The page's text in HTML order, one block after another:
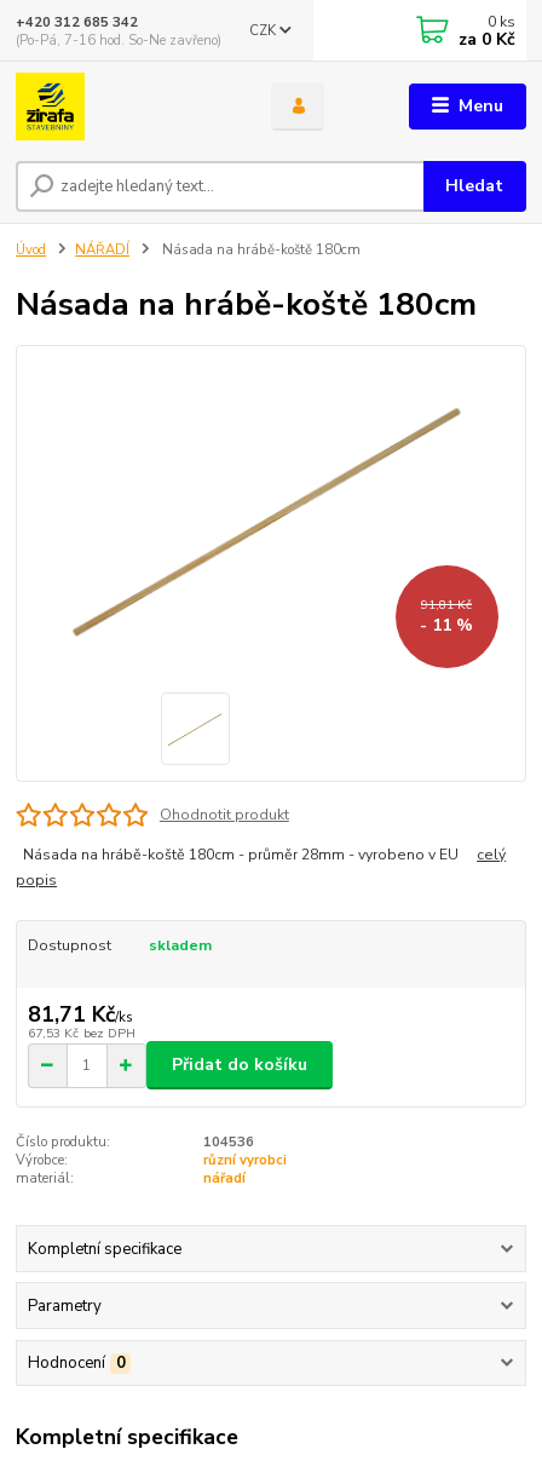
Menu
CZK
Hledat
+420 312 685 342
(Po-Pá, 7-16 hod. So-Ne zavřeno)
0 ks
za 0 Kč
Úvod NÁŘADÍ Násada na hrábě-koště 180cm
Násada na hrábě-koště 180cm
91,81 Kč
- 11 %
Ohodnotit produkt
Násada na hrábě-koště 180cm - průměr 28mm - vyrobeno v EU celý
popis
Dostupnost skladem
81,71 Kč/ks
67,53 Kč bez DPH
Přidat do košíku
Číslo produktu:
104536
Výrobce:
různí vyrobci
materiál:
nářadí
Kompletní specifikace
Parametry
Hodnocení 0
Kompletní specifikace